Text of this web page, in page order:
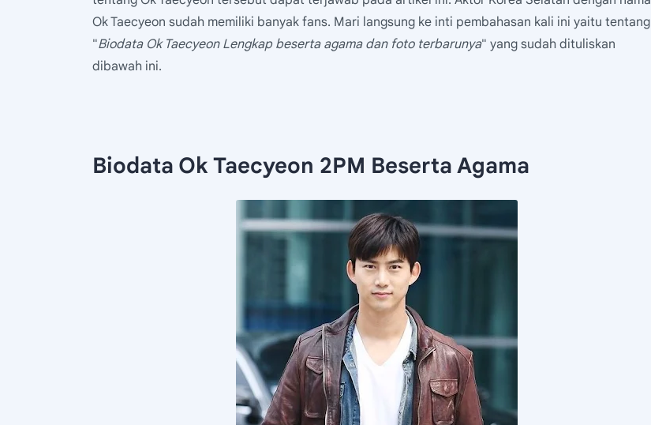
Ok Taecyeon sudah memiliki banyak fans. Mari langsung ke inti pembahasan kali ini yaitu tentang
"Biodata Ok Taecyeon Lengkap beserta agama dan foto terbarunya" yang sudah dituliskan
dibawah ini.
Biodata Ok Taecyeon 2PM Beserta Agama